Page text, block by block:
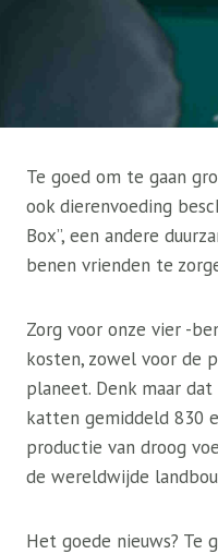
Te goed om te gaan
ook dierenvoeding
Box”, een andere
benen vrienden te
Zorg voor onze vier -
kosten, zowel voor de
planeet. Denk maar
katten gemiddeld 830
productie van droog
de wereldwijde
Het goede nieuws? Te